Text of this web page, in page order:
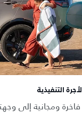
التنفيذية
ومجانية إلى